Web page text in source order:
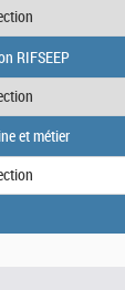
RIFSEEP
et métier